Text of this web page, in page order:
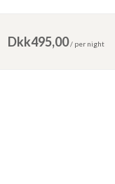
Dkk495,00/per night